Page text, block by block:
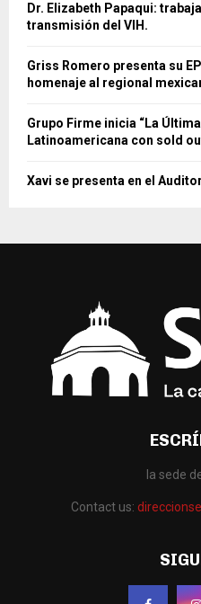
Dr. Elizabeth Papaqui:
transmisión del VIH.
Griss Romero presenta su
homenaje al regional
Grupo Firme inicia “La
Latinoamericana con sold
Xavi se presenta en el
la sede
Contact us: